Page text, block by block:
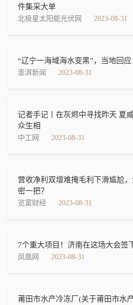
件集采大单
北极星太阳能光伏网 2023-08-31
“辽宁一海域海水变黑”，当地回应
澎湃新闻 2023-08-31
记者手记丨在灰烬中寻找昨天 夏
众生相
中工网 2023-08-31
营收净利双增难掩毛利下滑尴尬
密一把？
览富财经 2023-08-31
7个重大项目！济南在这场大会签
凤凰网 2023-08-31
莆田市水产冷冻厂(关于莆田市水